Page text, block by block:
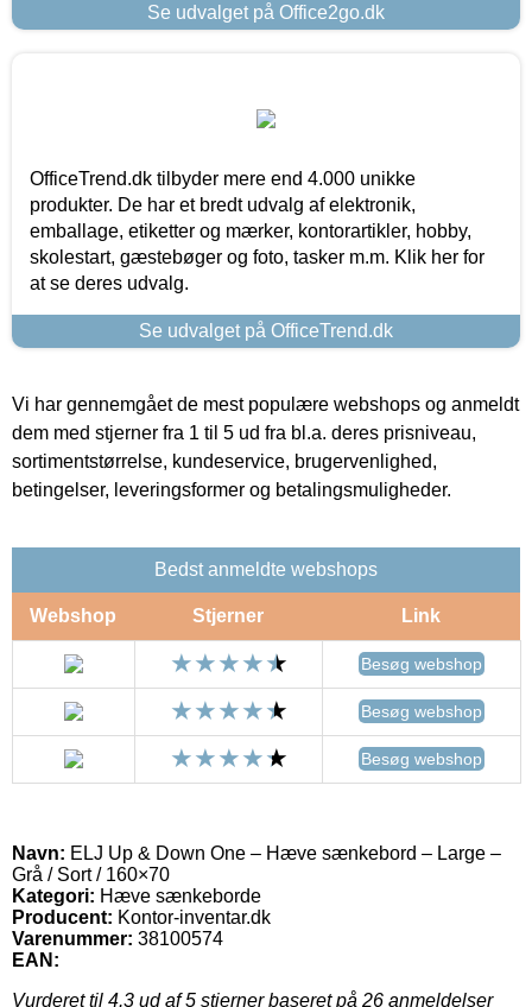
Se udvalget på Office2go.dk
OfficeTrend.dk tilbyder mere end 4.000 unikke
produkter. De har et bredt udvalg af elektronik,
emballage, etiketter og mærker, kontorartikler, hobby,
skolestart, gæstebøger og foto, tasker m.m. Klik her for
at se deres udvalg.
Se udvalget på OfficeTrend.dk
Vi har gennemgået de mest populære webshops og anmeldt
dem med stjerner fra 1 til 5 ud fra bl.a. deres prisniveau,
sortimentstørrelse, kundeservice, brugervenlighed,
betingelser, leveringsformer og betalingsmuligheder.
Bedst anmeldte webshops
Webshop Stjerner Link
Besøg webshop
Besøg webshop
Besøg webshop
Navn: ELJ Up & Down One – Hæve sænkebord – Large –
Grå / Sort / 160×70
Kategori: Hæve sænkeborde
Producent: Kontor-inventar.dk
Varenummer: 38100574
EAN:
Vurderet til 4.3 ud af 5 stjerner baseret på 26 anmeldelser